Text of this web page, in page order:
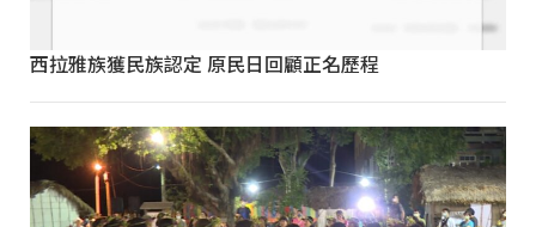
西拉雅族獲民族認定 原民日回顧正名歷程